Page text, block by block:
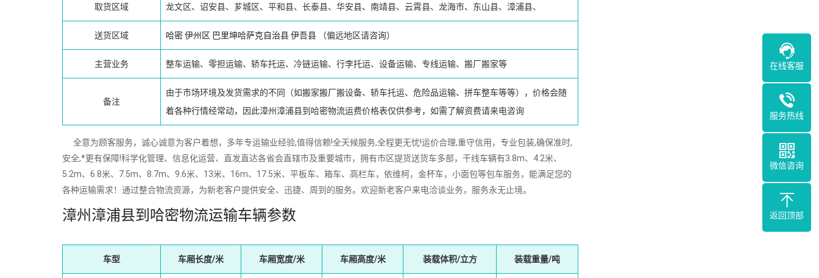
取货区域 龙文区、诏安县、芗城区、平和县、长泰县、华安县、南靖县、云霄县、龙海市、东山县、漳浦县、
送货区域 哈密伊州区 巴里坤哈萨克自治县伊吾县 （偏远地区请咨询）
主营业务 整车运输、零担运输、轿车托运、冷链运输、行李托运、设备运输、专线运输、搬厂搬家等
备注
由于市场环境及发货需求的不同（如搬家搬厂搬设备、轿车托运、危险品运输、拼车整车等等），价格会随
着各种行情经常动，因此漳州漳浦县到哈密物流运费价格表仅供参考，如需了解资费请来电咨询
全意为顾客服务，诚心诚意为客户着想，多年专运输业经验,值得信赖!全天候服务,全程更无忧!运价合理,重守信用，专业包装,确保准时,
安全,*更有保障!科学化管理、信息化运营、直发直达各省会直辖市及重要城市，拥有市区提货送货车多部，干线车辆有3.8m、4.2米、
5.2m、6.8米、7.5m、8.7m、9.6米、13米、16m、17.5米、平板车、箱车、高栏车，依维柯，金杯车，小面包等包车服务，能满足您的
各种运输需求！通过整合物流资源，为新老客户提供安全、迅捷、周到的服务。欢迎新老客户来电洽谈业务，服务永无止境。
漳州漳浦县到哈密物流运输车辆参数
车型 车厢长度/米 车厢宽度/米 车厢高度/米 装载体积/立方 装载重量/吨
在线客服
服务热线
微信咨询
返回顶部